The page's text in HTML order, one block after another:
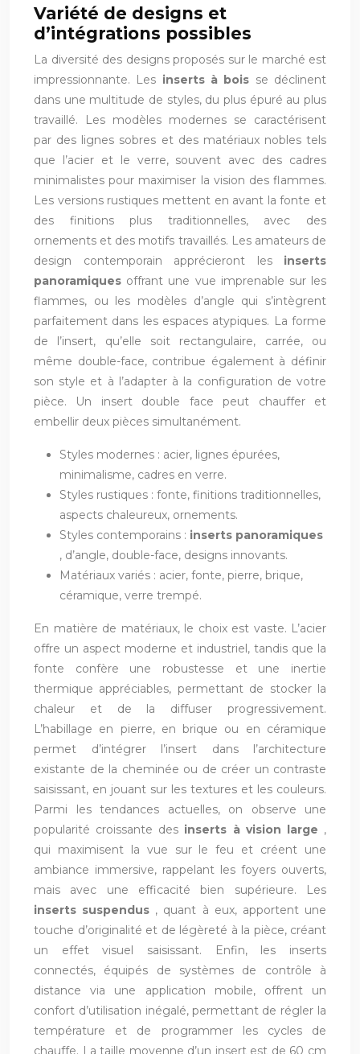
Variété de designs et
d’intégrations possibles
La diversité des designs proposés sur le marché est
impressionnante. Les inserts à bois se déclinent
dans une multitude de styles, du plus épuré au plus
travaillé. Les modèles modernes se caractérisent
par des lignes sobres et des matériaux nobles tels
que l’acier et le verre, souvent avec des cadres
minimalistes pour maximiser la vision des flammes.
Les versions rustiques mettent en avant la fonte et
des finitions plus traditionnelles, avec des
ornements et des motifs travaillés. Les amateurs de
design contemporain apprécieront les inserts
panoramiques offrant une vue imprenable sur les
flammes, ou les modèles d’angle qui s’intègrent
parfaitement dans les espaces atypiques. La forme
de l’insert, qu’elle soit rectangulaire, carrée, ou
même double-face, contribue également à définir
son style et à l’adapter à la configuration de votre
pièce. Un insert double face peut chauffer et
embellir deux pièces simultanément.
Styles modernes : acier, lignes épurées,
minimalisme, cadres en verre.
Styles rustiques : fonte, finitions traditionnelles,
aspects chaleureux, ornements.
Styles contemporains : inserts panoramiques
, d’angle, double-face, designs innovants.
Matériaux variés : acier, fonte, pierre, brique,
céramique, verre trempé.
En matière de matériaux, le choix est vaste. L’acier
offre un aspect moderne et industriel, tandis que la
fonte confère une robustesse et une inertie
thermique appréciables, permettant de stocker la
chaleur et de la diffuser progressivement.
L’habillage en pierre, en brique ou en céramique
permet d’intégrer l’insert dans l’architecture
existante de la cheminée ou de créer un contraste
saisissant, en jouant sur les textures et les couleurs.
Parmi les tendances actuelles, on observe une
popularité croissante des inserts à vision large ,
qui maximisent la vue sur le feu et créent une
ambiance immersive, rappelant les foyers ouverts,
mais avec une efficacité bien supérieure. Les
inserts suspendus , quant à eux, apportent une
touche d’originalité et de légèreté à la pièce, créant
un effet visuel saisissant. Enfin, les inserts
connectés, équipés de systèmes de contrôle à
distance via une application mobile, offrent un
confort d’utilisation inégalé, permettant de régler la
température et de programmer les cycles de
chauffe. La taille moyenne d’un insert est de 60 cm